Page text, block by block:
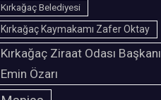
Kırkağaç Belediyesi
Kırkağaç Kaymakamı Zafer Oktay
Kırkağaç Ziraat Odası Başkanı
Emin Özarı